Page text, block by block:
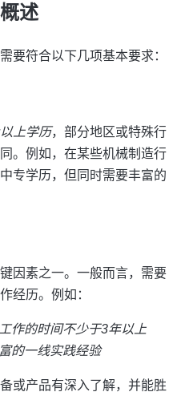
述
要符合以下几项基本要求：
上学历，部分地区或特殊行
。例如，在某些机械制造行
专学历，但同时需要丰富的
因素之一。一般而言，需要
经历。例如：
作的时间不少于3年以上
的一线实践经验
或产品有深入了解，并能胜